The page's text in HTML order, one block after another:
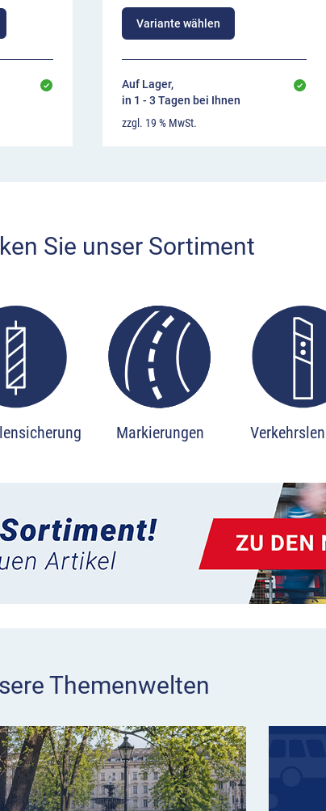
Variante wählen
Auf Lager,
in 1 - 3 Tagen bei Ihnen
zzgl. 19 % MwSt.
Sie unser Sortiment
page
Markierungen
Themenwelten